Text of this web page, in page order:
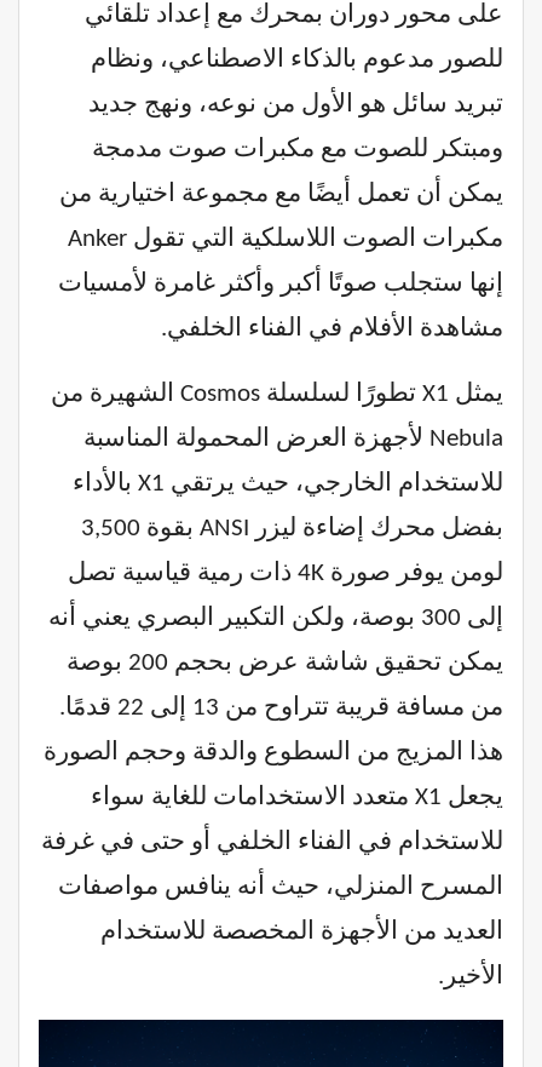
على محور دوران بمحرك مع إعداد تلقائي
للصور مدعوم بالذكاء الاصطناعي، ونظام
تبريد سائل هو الأول من نوعه، ونهج جديد
ومبتكر للصوت مع مكبرات صوت مدمجة
يمكن أن تعمل أيضًا مع مجموعة اختيارية من
مكبرات الصوت اللاسلكية التي تقول Anker
إنها ستجلب صوتًا أكبر وأكثر غامرة لأمسيات
مشاهدة الأفلام في الفناء الخلفي.
يمثل X1 تطورًا لسلسلة Cosmos الشهيرة من
Nebula لأجهزة العرض المحمولة المناسبة
للاستخدام الخارجي، حيث يرتقي X1 بالأداء
بفضل محرك إضاءة ليزر ANSI بقوة 3,500
لومن يوفر صورة 4K ذات رمية قياسية تصل
إلى 300 بوصة، ولكن التكبير البصري يعني أنه
يمكن تحقيق شاشة عرض بحجم 200 بوصة
من مسافة قريبة تتراوح من 13 إلى 22 قدمًا.
هذا المزيج من السطوع والدقة وحجم الصورة
يجعل X1 متعدد الاستخدامات للغاية سواء
للاستخدام في الفناء الخلفي أو حتى في غرفة
المسرح المنزلي، حيث أنه ينافس مواصفات
العديد من الأجهزة المخصصة للاستخدام
الأخير.